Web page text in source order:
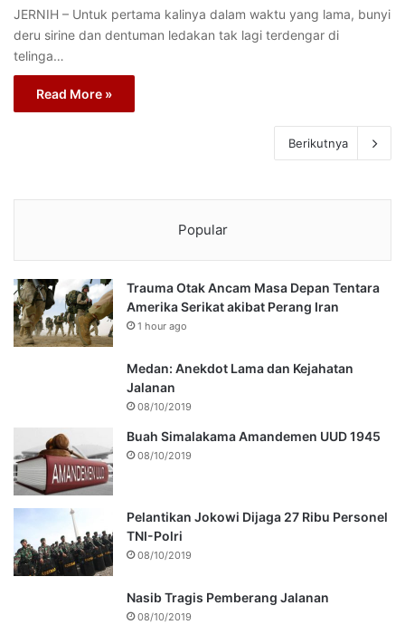
JERNIH – Untuk pertama kalinya dalam waktu yang lama, bunyi
deru sirine dan dentuman ledakan tak lagi terdengar di
telinga…
Read More »
Berikutnya
Popular
Trauma Otak Ancam Masa Depan Tentara
Amerika Serikat akibat Perang Iran
1 hour ago
Medan: Anekdot Lama dan Kejahatan
Jalanan
08/10/2019
Buah Simalakama Amandemen UUD 1945
08/10/2019
Pelantikan Jokowi Dijaga 27 Ribu Personel
TNI-Polri
08/10/2019
Nasib Tragis Pemberang Jalanan
08/10/2019